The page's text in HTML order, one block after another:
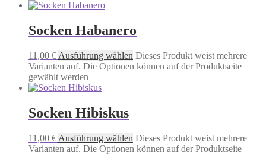
Socken Habanero
11,00 € Ausführung wählen Dieses Produkt weist mehrere
Varianten auf. Die Optionen können auf der Produktseite
gewählt werden
Socken Hibiskus
11,00 € Ausführung wählen Dieses Produkt weist mehrere
Varianten auf. Die Optionen können auf der Produktseite